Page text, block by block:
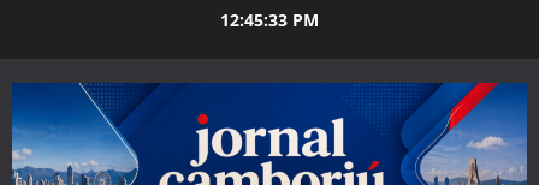
12:45:34 PM